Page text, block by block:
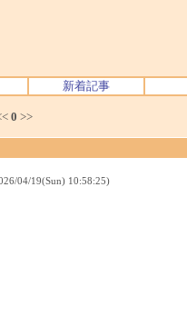
新着記事
0 >>
04/19(Sun) 10:58:25)